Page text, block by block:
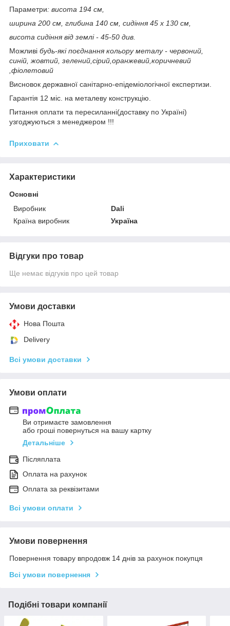
Параметри: висота 194 см,
ширина 200 см, глибина 140 см, сидіння 45 х 130 см,
висота сидіння від землі - 45-50 див.
Можливі будь-які поєднання кольору металу - червоний,
синій, жовтий, зелений,сірий,оранжевий,коричневий
,фіолетовий
Висновок державної санітарно-епідеміологічної експертизи.
Гарантія 12 міс. на металеву конструкцію.
Питання оплати та пересиланні(доставку по Україні)
узгоджуються з менеджером !!!
Приховати
Характеристики
Основні
Виробник
Dali
Країна виробник
Україна
Відгуки про товар
Ще немає відгуків про цей товар
Умови доставки
Нова Пошта
Delivery
Всі умови доставки
Умови оплати
Ви отримаєте замовлення
або гроші повернуться на вашу картку
Детальніше
Післяплата
Оплата на рахунок
Оплата за реквізитами
Всі умови оплати
Умови повернення
Повернення товару впродовж 14 днів за рахунок покупця
Всі умови повернення
Подібні товари компанії